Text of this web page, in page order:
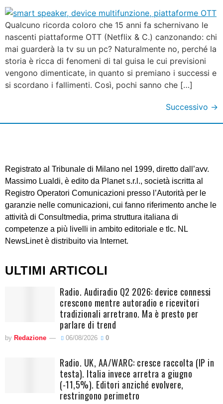
Qualcuno ricorda coloro che 15 anni fa schernivano le
nascenti piattaforme OTT (Netflix & C.) canzonando: chi
mai guarderà la tv su un pc? Naturalmente no, perché la
storia è ricca di fenomeni di tal guisa le cui previsioni
vengono dimenticate, in quanto si premiano i successi e
si scordano i fallimenti. Così, pochi sanno che […]
Successivo →
Registrato al Tribunale di Milano nel 1999, diretto dall’avv.
Massimo Lualdi, è edito da Planet s.r.l., società iscritta al
Registro Operatori Comunicazioni presso l’Autorità per le
garanzie nelle comunicazioni, cui fanno riferimento anche le
attività di Consultmedia, prima struttura italiana di
competenze a più livelli in ambito editoriale e tlc. NL
NewsLinet è distribuito via Internet.
ULTIMI ARTICOLI
Radio. Audiradio Q2 2026: device connessi
crescono mentre autoradio e ricevitori
tradizionali arretrano. Ma è presto per
parlare di trend
by Redazione 06/08/2026 0
Radio. UK, AA/WARC: cresce raccolta (IP in
testa). Italia invece arretra a giugno
(-11,5%). Editori anziché evolvere,
restringono perimetro